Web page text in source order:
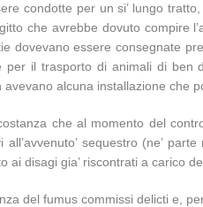
condotte per un si’ lungo
che avrebbe dovuto compire
dovevano essere consegnate
il trasporto di animali di ben
avevano alcuna installazione che
che al momento del
sequestro (ne’
disagi gia’ riscontrati a carico
del fumus commissi delicti e,